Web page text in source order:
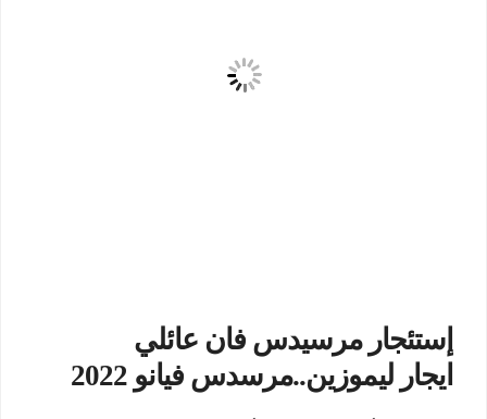
إستئجار مرسيدس فان عائلي
ايجار ليموزين..مرسدس فيانو 2022